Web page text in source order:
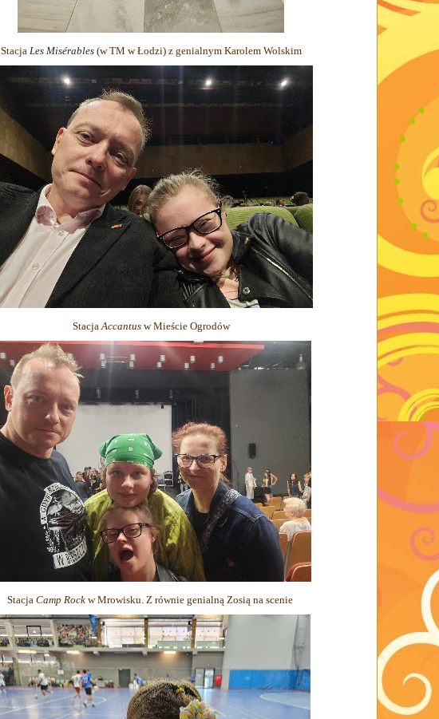
Stacja Les Misérables(w TM w Łodzi) z genialnym Karolem Wolskim
Stacja Accantus w Mieście Ogrodów
Stacja Camp Rock w Mrowisku. Z równie genialną Zosią na scenie